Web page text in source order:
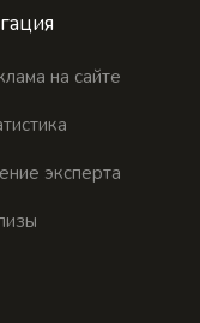
на сайте
эксперта